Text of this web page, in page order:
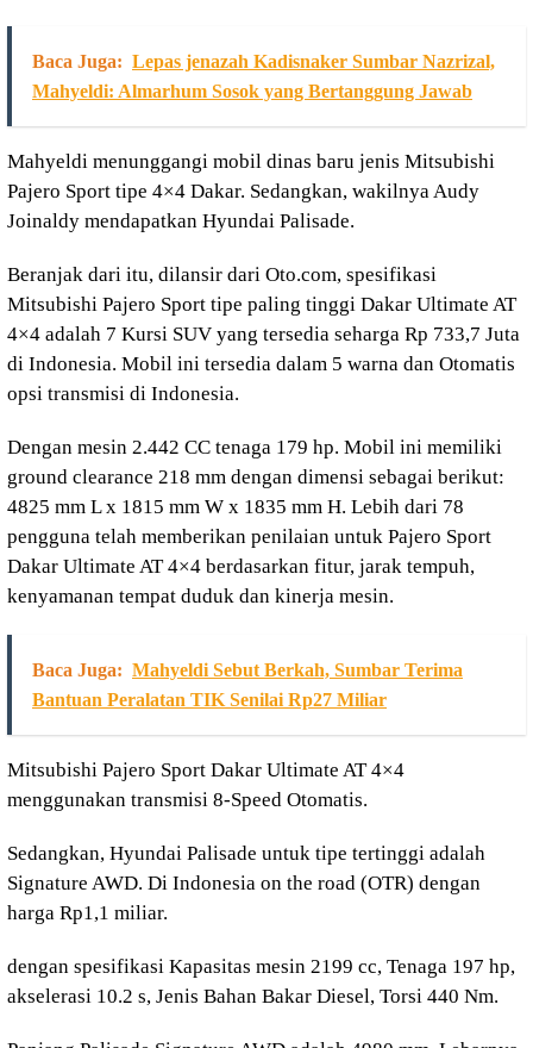
Baca Juga: Lepas jenazah Kadisnaker Sumbar Nazrizal,
Mahyeldi: Almarhum Sosok yang Bertanggung Jawab
Mahyeldi menunggangi mobil dinas baru jenis Mitsubishi
Pajero Sport tipe 4×4 Dakar. Sedangkan, wakilnya Audy
Joinaldy mendapatkan Hyundai Palisade.
Beranjak dari itu, dilansir dari Oto.com, spesifikasi
Mitsubishi Pajero Sport tipe paling tinggi Dakar Ultimate AT
4×4 adalah 7 Kursi SUV yang tersedia seharga Rp 733,7 Juta
di Indonesia. Mobil ini tersedia dalam 5 warna dan Otomatis
opsi transmisi di Indonesia.
Dengan mesin 2.442 CC tenaga 179 hp. Mobil ini memiliki
ground clearance 218 mm dengan dimensi sebagai berikut:
4825 mm L x 1815 mm W x 1835 mm H. Lebih dari 78
pengguna telah memberikan penilaian untuk Pajero Sport
Dakar Ultimate AT 4×4 berdasarkan fitur, jarak tempuh,
kenyamanan tempat duduk dan kinerja mesin.
Baca Juga: Mahyeldi Sebut Berkah, Sumbar Terima
Bantuan Peralatan TIK Senilai Rp27 Miliar
Mitsubishi Pajero Sport Dakar Ultimate AT 4×4
menggunakan transmisi 8-Speed Otomatis.
Sedangkan, Hyundai Palisade untuk tipe tertinggi adalah
Signature AWD. Di Indonesia on the road (OTR) dengan
harga Rp1,1 miliar.
dengan spesifikasi Kapasitas mesin 2199 cc, Tenaga 197 hp,
akselerasi 10.2 s, Jenis Bahan Bakar Diesel, Torsi 440 Nm.